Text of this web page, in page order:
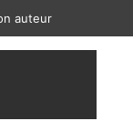
auteur